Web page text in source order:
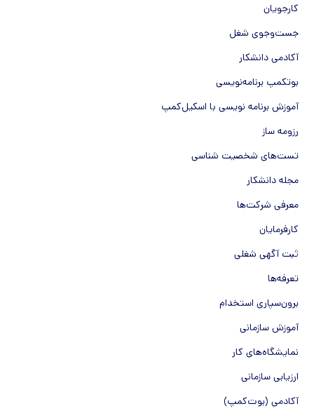
کارجویان
جست‌و‌جوی شغل
آکادمی دانشکار
بوتکمپ برنامه‌نویسی
آموزش برنامه نویسی با اسکیل‌کمپ
رزومه ساز
تست‌های شخصیت شناسی
مجله دانشکار
معرفی شرکت‌ها
کارفرمایان
ثبت آگهی شغلی
تعرفه‌ها
برون‌سپاری استخدام
آموزش سازمانی
نمایشگاه‌های کار
ارزیابی سازمانی
آکادمی (بوت‌کمپ)